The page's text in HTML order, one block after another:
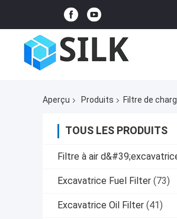
Aperçu Produits Filtre de
TOUS LES PRODUITS
Filtre à air
Excavatrice Fuel Filter (73)
Excavatrice Oil Filter (41)